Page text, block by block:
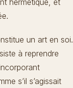
hermétique, et
un art en soi.
à reprendre
s’il s’agissait